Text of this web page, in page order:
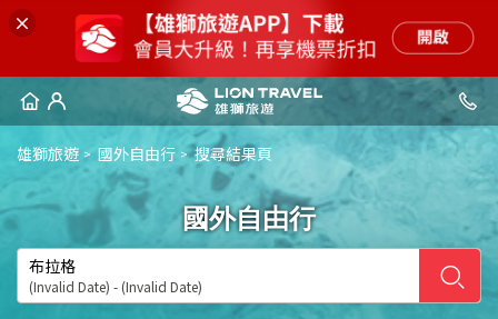
雄獅旅遊 國外自由行 搜尋結果頁
國外自由行
布拉格
(Invalid Date) - (Invalid Date)